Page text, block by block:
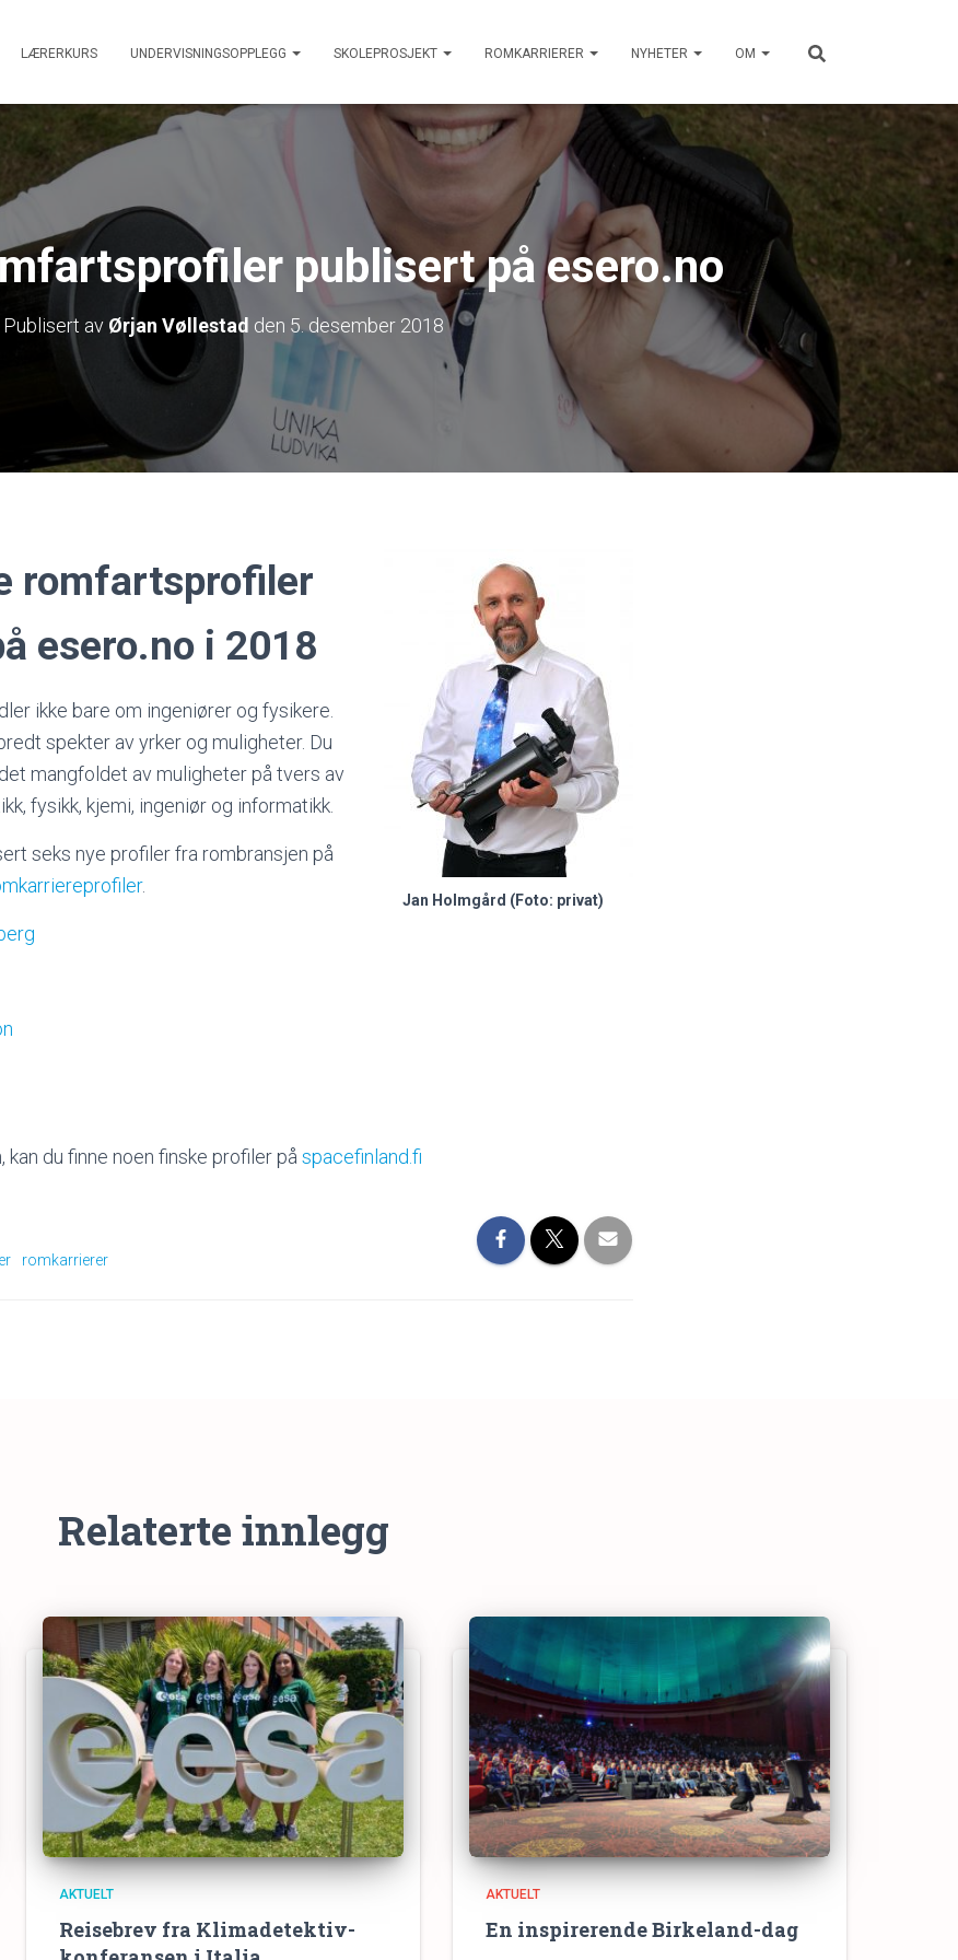
LÆRERKURS UNDERVISNINGSOPPLEGG SKOLEPROSJEKT ROMKARRIERER NYHETER OM
publisert på esero.no
Publisert av Ørjan Vøllestad den 5. desember 2018
Jan Holmgård (Foto: privat)
romfartsprofiler
esero.no i 2018
ikke bare om ingeniører og fysikere.
spekter av yrker og muligheter. Du
mangfoldet av muligheter på tvers av
fysikk, kjemi, ingeniør og informatikk.
seks nye profiler fra rombransjen på
.
du finne noen finske profiler på spacefinland.fi
romkarrierer
Relaterte innlegg
AKTUELT
Reisebrev fra Klimadetektiv-
AKTUELT
En inspirerende Birkeland-dag